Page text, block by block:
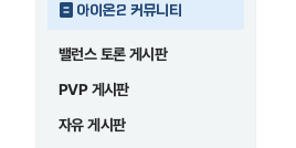
아이온2 커뮤니티
밸런스 토론 게시판
PVP 게시판
자유 게시판